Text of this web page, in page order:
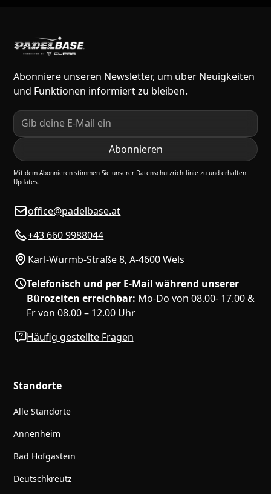
Abonniere unseren Newsletter, um über Neuigkeiten
und Funktionen informiert zu bleiben.
Mit dem Abonnieren stimmen Sie unserer Datenschutzrichtlinie zu und erhalten
Updates.
office@padelbase.at
+43 660 9988044
Karl-Wurmb-Straße 8, A-4600 Wels
Telefonisch und per E-Mail während unserer
Bürozeiten erreichbar: Mo-Do von 08.00- 17.00 &
Fr von 08.00 – 12.00 Uhr
Häufig gestellte Fragen
Standorte
Alle Standorte
Annenheim
Bad Hofgastein
Deutschkreutz